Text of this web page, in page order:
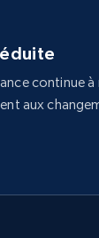
continue à
aux